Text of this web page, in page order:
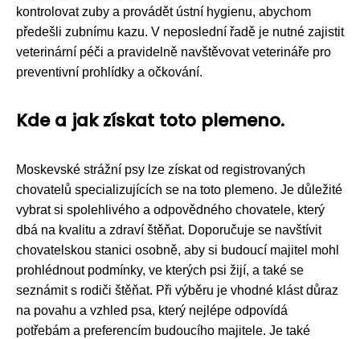
kontrolovat zuby a provádět ústní hygienu, abychom
předešli zubnímu kazu. V neposlední řadě je nutné zajistit
veterinární péči a pravidelně navštěvovat veterináře pro
preventivní prohlídky a očkování.
Kde a jak získat toto plemeno.
Moskevské strážní psy lze získat od registrovaných
chovatelů specializujících se na toto plemeno. Je důležité
vybrat si spolehlivého a odpovědného chovatele, který
dbá na kvalitu a zdraví štěňat. Doporučuje se navštívit
chovatelskou stanici osobně, aby si budoucí majitel mohl
prohlédnout podmínky, ve kterých psi žijí, a také se
seznámit s rodiči štěňat. Při výběru je vhodné klást důraz
na povahu a vzhled psa, který nejlépe odpovídá
potřebám a preferencím budoucího majitele. Je také